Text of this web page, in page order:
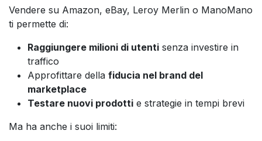
Vendere su Amazon, eBay, Leroy Merlin o ManoMano
ti permette di:
Raggiungere milioni di utenti senza investire in
traffico
Approfittare della fiducia nel brand del
marketplace
Testare nuovi prodotti e strategie in tempi brevi
Ma ha anche i suoi limiti: